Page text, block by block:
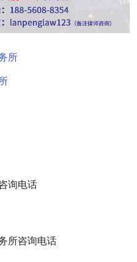
所
询电话
所咨询电话